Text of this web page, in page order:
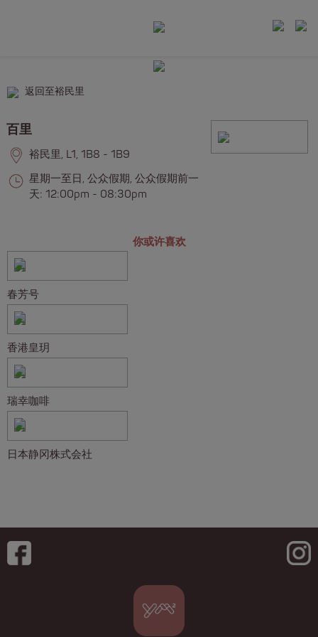
返回至裕民里
百里
裕民里, L1, 1B8 - 1B9
星期一至日, 公众假期, 公众假期前一
天: 12:00pm - 08:30pm
你或许喜欢
春芳号
香港皇玥
瑞幸咖啡
日本静冈株式会社